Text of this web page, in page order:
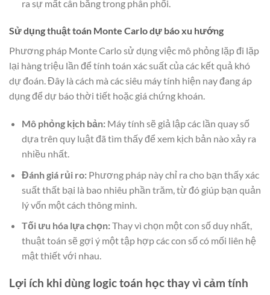
ra sự mất cân bằng trong phân phối.
Sử dụng thuật toán Monte Carlo dự báo xu hướng
Phương pháp Monte Carlo sử dụng việc mô phỏng lặp đi lặp
lại hàng triệu lần để tính toán xác suất của các kết quả khó
dự đoán. Đây là cách mà các siêu máy tính hiện nay đang áp
dụng để dự báo thời tiết hoặc giá chứng khoán.
Mô phỏng kịch bản:Máy tính sẽ giả lập các lần quay số
dựa trên quy luật đã tìm thấy để xem kịch bản nào xảy ra
nhiều nhất.
Đánh giá rủi ro:Phương pháp này chỉ ra cho bạn thấy xác
suất thất bại là bao nhiêu phần trăm, từ đó giúp bạn quản
lý vốn một cách thông minh.
Tối ưu hóa lựa chọn:Thay vì chọn một con số duy nhất,
thuật toán sẽ gợi ý một tập hợp các con số có mối liên hệ
mật thiết với nhau.
Lợi ích khi dùng logic toán học thay vì cảm tính